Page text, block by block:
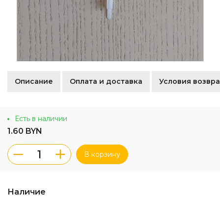
Описание Оплата и доставка Условия
Есть в наличии
1.60 BYN
В корзину
Наличие